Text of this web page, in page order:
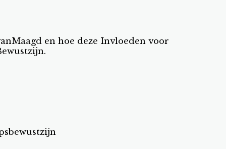
en hoe deze Invloeden voor